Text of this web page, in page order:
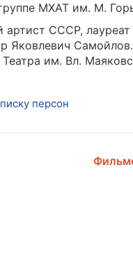
МХАТ им. М.
артист СССР,
Яковлевич Самойлов.
Театра им. Вл.
персон